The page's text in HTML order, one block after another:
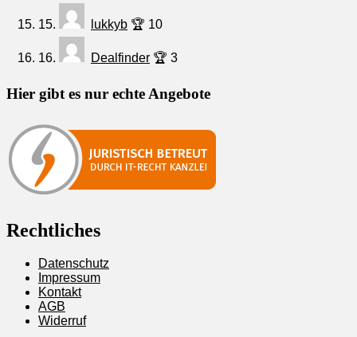
15. lukkyb 🏆 10
16. Dealfinder 🏆 3
Hier gibt es nur echte Angebote
Rechtliches
Datenschutz
Impressum
Kontakt
AGB
Widerruf